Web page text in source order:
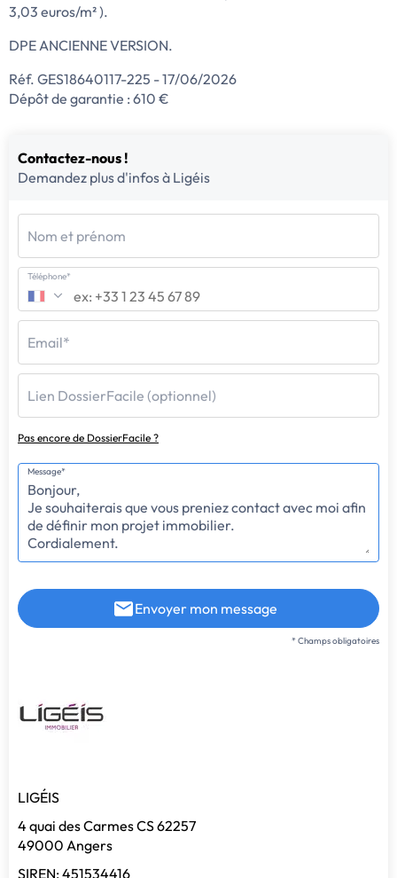
3,03 euros/m² ).
DPE ANCIENNE VERSION.
Réf. GES18640117-225 - 17/06/2026
Dépôt de garantie : 610 €
Contactez-nous !
Demandez plus d'infos à Ligéis
Nom et prénom
Téléphone*
Email*
Lien DossierFacile (optionnel)
Pas encore de DossierFacile ?
Message*
Envoyer mon message
* Champs obligatoires
LIGÉIS
4 quai des Carmes CS 62257
49000 Angers
SIREN: 451534416